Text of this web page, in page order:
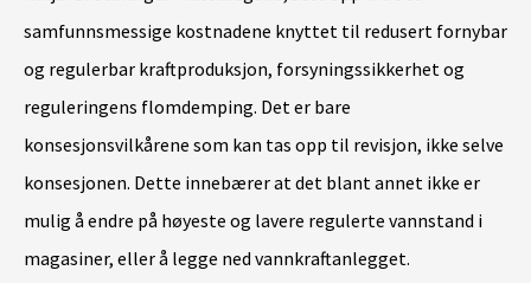
samfunnsmessige kostnadene knyttet til redusert fornybar
og regulerbar kraftproduksjon, forsyningssikkerhet og
reguleringens flomdemping. Det er bare
konsesjonsvilkårene som kan tas opp til revisjon, ikke selve
konsesjonen. Dette innebærer at det blant annet ikke er
mulig å endre på høyeste og lavere regulerte vannstand i
magasiner, eller å legge ned vannkraftanlegget.